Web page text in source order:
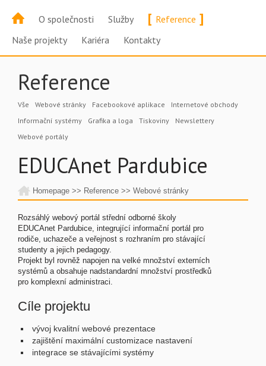
O společnosti Služby [ Reference ]
Naše projekty Kariéra Kontakty
Reference
Vše Webové stránky Facebookové aplikace
Internetové obchody
Informační systémy
Grafika a loga Tiskoviny
Newslettery
Webové portály
EDUCAnet Pardubice
Homepage >> Reference >> Webové stránky
Rozsáhlý webový portál střední odborné školy
EDUCAnet Pardubice, integrující informační portál pro
rodiče, uchazeče a veřejnost s rozhraním pro stávající
studenty a jejich pedagogy.
Projekt byl rovněž napojen na velké množství externích
systémů a obsahuje nadstandardní množství prostředků
pro komplexní administraci.
Cíle projektu
vývoj kvalitní webové prezentace
zajištění maximální customizace nastavení
integrace se stávajícími systémy